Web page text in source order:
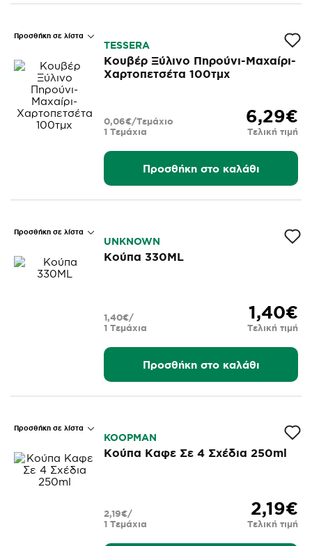
Προσθήκη σε λίστα
TESSERA
Κουβέρ Ξύλινο Πηρούνι-Μαχαίρι-
Χαρτοπετσέτα 100τμχ
6,29€
Τελική τιμή
1 Τεμάχια
0,06€/Τεμάχιο
Προσθήκη στο καλάθι
Προσθήκη σε λίστα
UNKNOWN
Κούπα 330ML
1,40€
Τελική τιμή
1 Τεμάχια
1,40€/
Προσθήκη στο καλάθι
Προσθήκη σε λίστα
KOOPMAN
Κούπα Καφε Σε 4 Σχέδια 250ml
2,19€
Τελική τιμή
1 Τεμάχια
2,19€/